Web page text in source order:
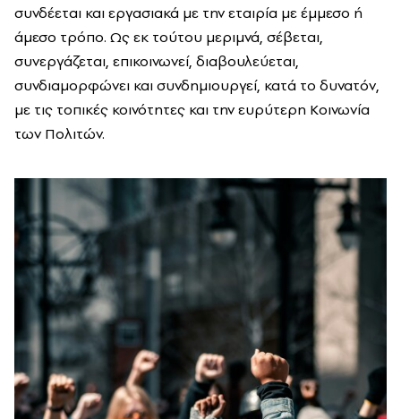
συνδέεται και εργασιακά με την εταιρία με έμμεσο ή
άμεσο τρόπο. Ως εκ τούτου μεριμνά, σέβεται,
συνεργάζεται, επικοινωνεί, διαβουλεύεται,
συνδιαμορφώνει και συνδημιουργεί, κατά το δυνατόν,
με τις τοπικές κοινότητες και την ευρύτερη Κοινωνία
των Πολιτών.